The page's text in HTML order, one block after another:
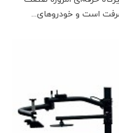
است و خودروهای...